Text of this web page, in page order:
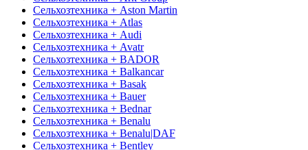
Сельхозтехника + Aston Martin
Сельхозтехника + Atlas
Сельхозтехника + Audi
Сельхозтехника + Avatr
Сельхозтехника + BADOR
Сельхозтехника + Balkancar
Сельхозтехника + Basak
Сельхозтехника + Bauer
Сельхозтехника + Bednar
Сельхозтехника + Benalu
Сельхозтехника + Benalu|DAF
Сельхозтехника + Bentley